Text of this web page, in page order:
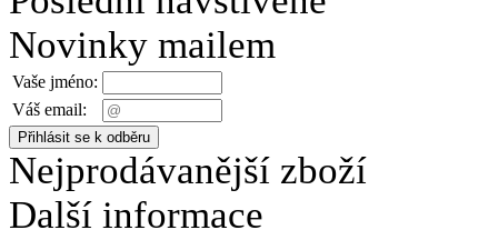
Novinky mailem
Vaše jméno:
Váš email:
Nejprodávanější zboží
Další informace